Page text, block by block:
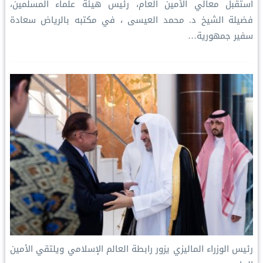
استقبل معالي الأمين العام، رئيس هيئة علماء المسلمين،
فضيلة الشيخ د. محمد العيسى‬⁩ ‬⁩، في مكتبه بالرياض سعادة
سفير جمهورية…
رئيس الوزراء الماليزي يزور رابطة العالم الإسلامي ويلتقي الأمين